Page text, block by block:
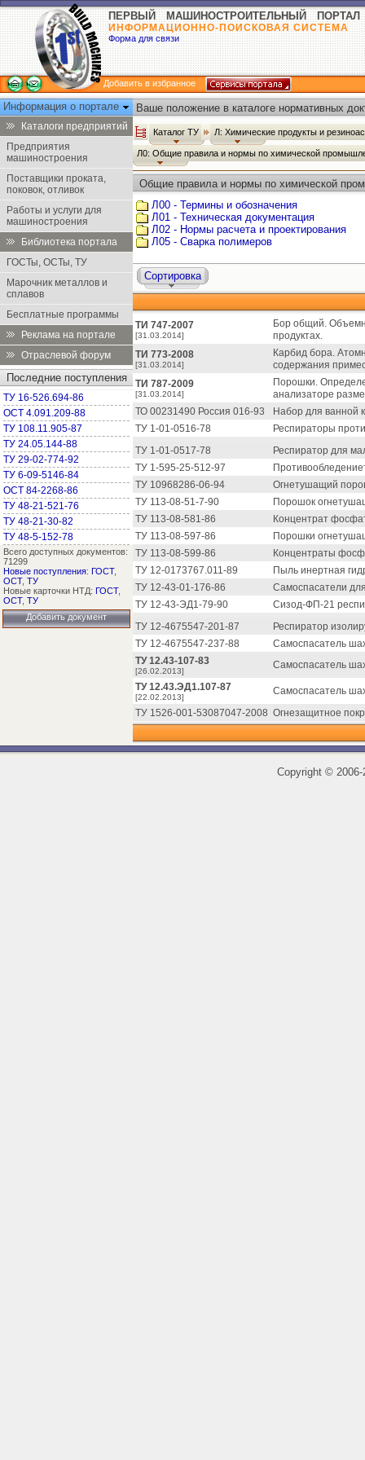
ПЕРВЫЙ МАШИНОСТРОИТЕЛЬНЫЙ ПОРТАЛ
ИНФОРМАЦИОННО-ПОИСКОВАЯ СИСТЕМА
Форма для связи
Добавить в избранное
Информация о портале
Каталоги предприятий
Предприятия
машиностроения
Поставщики проката,
поковок, отливок
Работы и услуги для
машиностроения
Библиотека портала
ГОСТы, ОСТы, ТУ
Марочник металлов и
сплавов
Бесплатные программы
Реклама на портале
Отраслевой форум
Последние поступления
ТУ 16-526.694-86
ОСТ 4.091.209-88
ТУ 108.11.905-87
ТУ 24.05.144-88
ТУ 29-02-774-92
ТУ 6-09-5146-84
ОСТ 84-2268-86
ТУ 48-21-521-76
ТУ 48-21-30-82
ТУ 48-5-152-78
Всего доступных документов:
71299
Новые поступления: ГОСТ,
ОСТ, ТУ
Новые карточки НТД: ГОСТ,
ОСТ, ТУ
Добавить документ
Ваше положение в каталоге нормативных
Каталог ТУ Л: Химические продукты и
Л0: Общие правила и нормы по химической
Общие правила и нормы по химической
Л00 - Термины и обозначения
Л01 - Техническая документация
Л02 - Нормы расчета и проектирования
Л05 - Сварка полимеров
Сортировка
ТИ 747-2007
[31.03.2014]
Бор общий.
продуктах.
ТИ 773-2008
[31.03.2014]
Карбид бора.
содержания
ТИ 787-2009
[31.03.2014]
Порошки.
анализаторе
ТО 00231490 Россия 016-93
Набор для ванной
ТУ 1-01-0516-78
Респираторы
ТУ 1-01-0517-78
Респиратор для
ТУ 1-595-25-512-97
ТУ 10968286-06-94
Огнетушащий
ТУ 113-08-51-7-90
Порошок
ТУ 113-08-581-86
Концентрат
ТУ 113-08-597-86
Порошки
ТУ 113-08-599-86
Концентраты
ТУ 12-0173767.011-89
Пыль инертная
ТУ 12-43-01-176-86
Самоспасатели
ТУ 12-43-ЭД1-79-90
Сизод-ФП-21
ТУ 12-4675547-201-87
Респиратор
ТУ 12-4675547-237-88
Самоспасатель
ТУ 12.43-107-83
[26.02.2013]
Самоспасатель
ТУ 12.43.ЭД1.107-87
[22.02.2013]
Самоспасатель
ТУ 1526-001-53087047-2008 Огнезащитное
Copyright ©